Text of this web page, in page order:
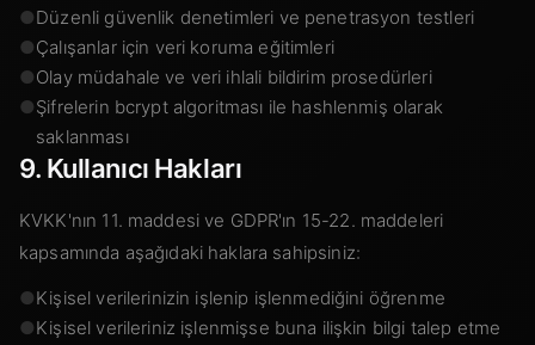
●Düzenli güvenlik denetimleri ve penetrasyon testleri
●Çalışanlar için veri koruma eğitimleri
●Olay müdahale ve veri ihlali bildirim prosedürleri
●Şifrelerin bcrypt algoritması ile hashlenmiş olarak
saklanması
9. Kullanıcı Hakları
KVKK'nın 11. maddesi ve GDPR'ın 15-22. maddeleri
kapsamında aşağıdaki haklara sahipsiniz:
●Kişisel verilerinizin işlenip işlenmediğini öğrenme
●Kişisel verileriniz işlenmişse buna ilişkin bilgi talep etme